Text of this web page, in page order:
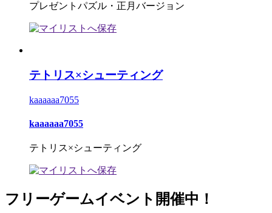
プレゼントパズル・正月バージョン
テトリス×シューティング
kaaaaaa7055
kaaaaaa7055
テトリス×シューティング
フリーゲームイベント開催中！